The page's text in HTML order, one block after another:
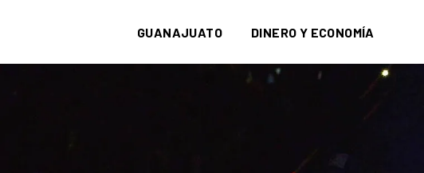
GUANAJUATO DINERO Y ECONOMÍA